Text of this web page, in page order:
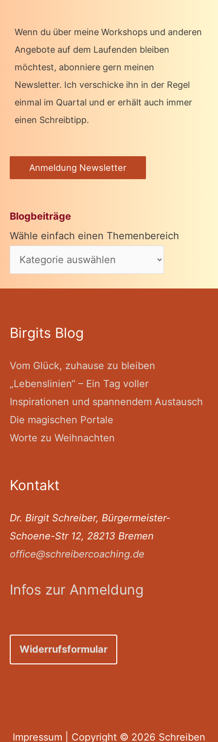
Wenn du über meine Workshops und anderen
Angebote auf dem Laufenden bleiben
möchtest, abonniere gern meinen
Newsletter. Ich verschicke ihn in der Regel
einmal im Quartal und er erhält auch immer
einen Schreibtipp.
Anmeldung Newsletter
Blogbeiträge
Wähle einfach einen Themenbereich
Birgits Blog
Vom Glück, zuhause zu bleiben
„Lebenslinien“ – Ein Tag voller
Inspirationen und spannendem Austausch
Die magischen Portale
Worte zu Weihnachten
Kontakt
Dr. Birgit Schreiber, Bürgermeister-
Schoene-Str 12, 28213 Bremen
office@schreibercoaching.de
Infos zur Anmeldung
Widerrufsformular
Impressum | Copyright © 2026 Schreiben